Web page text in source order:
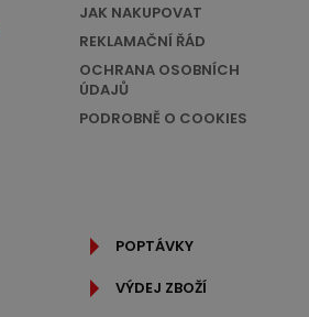
JAK NAKUPOVAT
REKLAMAČNÍ ŘÁD
OCHRANA OSOBNÍCH
ÚDAJŮ
PODROBNĚ O COOKIES
POPTÁVKY
VÝDEJ ZBOŽÍ